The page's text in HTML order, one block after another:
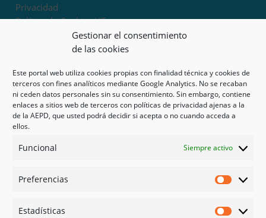
Gestionar el consentimiento
de las cookies
Este portal web utiliza cookies propias con finalidad técnica y cookies de
terceros con fines analíticos mediante Google Analytics. No se recaban
ni ceden datos personales sin su consentimiento. Sin embargo, contiene
enlaces a sitios web de terceros con políticas de privacidad ajenas a la
de la AEPD, que usted podrá decidir si acepta o no cuando acceda a
ellos.
Funcional Siempre activo
Preferencias
Estadísticas
Privacidad
Política de Cookies UE
Términos y condiciones
Exoneración de responsabilidad
Mapa del sitio
Mi cuenta
Tienda
Psicología en Murcia
Guías
Redes sociales
Instagram